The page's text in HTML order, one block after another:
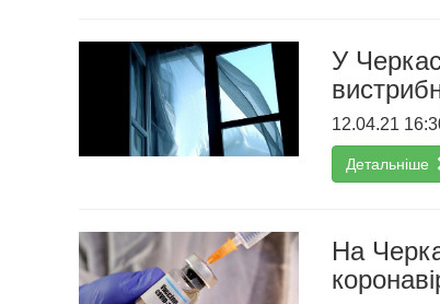
У
12.04.21
Детальніше
На